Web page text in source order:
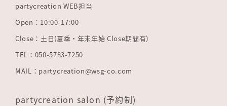
partycreation WEB担当
Open：10:00-17:00
Close：土日(夏季・年末年始 Close期間有)
TEL：050-5783-7250
MAIL：partycreation@wsg-co.com
partycreation salon (予約制)